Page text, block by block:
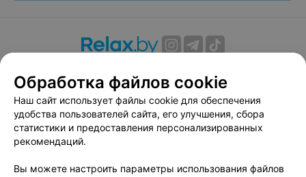
Вакансии
Публичный договор
Способы оплаты
Публичный договор по использованию сервиса
«Афиша»
Пользовательское соглашение
Обработка файлов cookie
Наш сайт использует файлы cookie для обеспечения
удобства пользователей сайта, его улучшения, сбора
статистики и предоставления персонализированных
рекомендаций.
Вы можете настроить параметры использования файлов